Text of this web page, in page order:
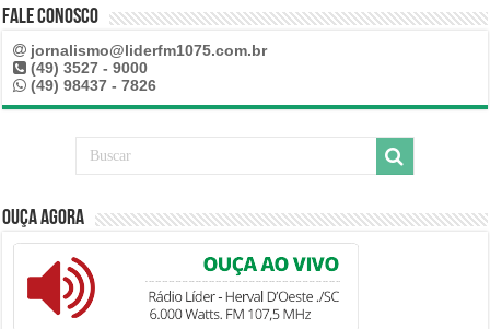
Fale Conosco
jornalismo@liderfm1075.com.br
(49) 3527 - 9000
(49) 98437 - 7826
Ouça Agora